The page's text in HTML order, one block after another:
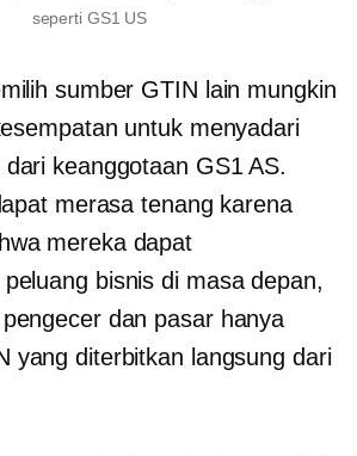
seperti GS1 US
sumber GTIN lain mungkin
untuk menyadari
keanggotaan GS1 AS.
merasa tenang karena
mereka dapat
bisnis di masa depan,
dan pasar hanya
yang diterbitkan langsung dari